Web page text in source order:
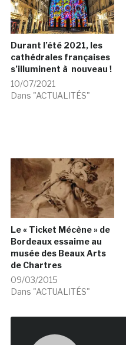
Durant l’été 2021, les
cathédrales françaises
s’illuminent à nouveau !
10/07/2021
Dans "ACTUALITÉS"
Le « Ticket Mécène » de
Bordeaux essaime au
musée des Beaux Arts
de Chartres
09/03/2015
Dans "ACTUALITÉS"